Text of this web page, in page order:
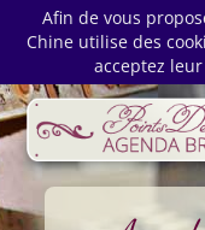
Afin de vous
Chine utilise des
acceptez